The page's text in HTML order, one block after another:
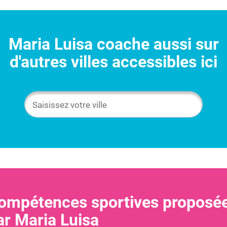
Maria Luisa coache aussi sur
d'autres villes accessibles ici
sportives
Maria Luisa